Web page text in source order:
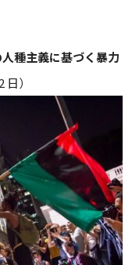
種主義に基づく暴力
日）